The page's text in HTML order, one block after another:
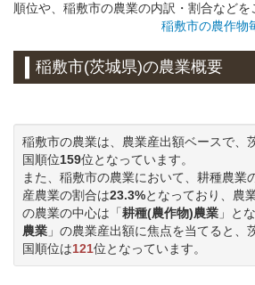
順位や、稲敷市の農業の内訳・割合などを
稲敷市の農作物
稲敷市(茨城県)の農業概要
稲敷市の農業は、農業産出額ベースで、
国順位159位となっています。
また、稲敷市の農業において、耕種農業
産農業の割合は23.3%となっており、農
の農業の中心は「耕種(農作物)農業 」と
農業 」の農業産出額に焦点を当てると、
国順位は121位となっています。